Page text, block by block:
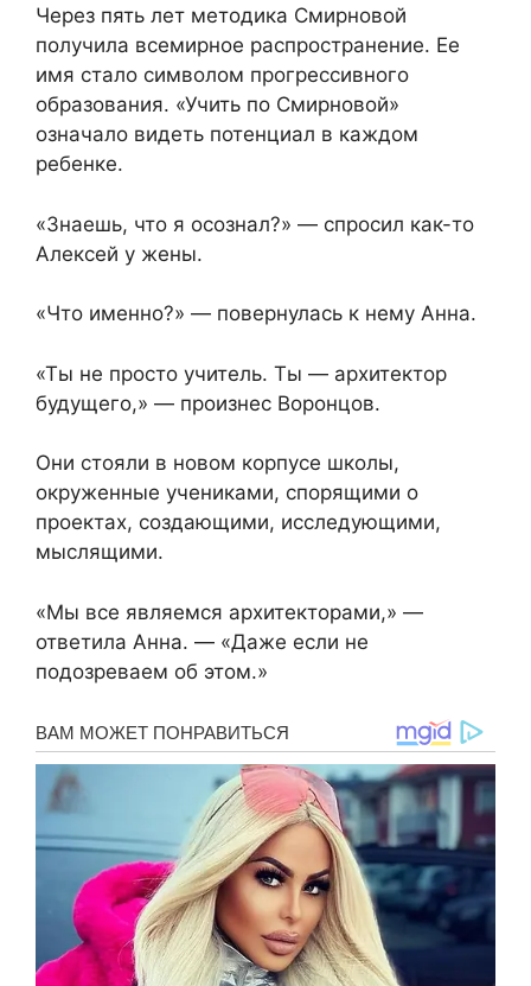
Через пять лет методика Смирновой
получила всемирное распространение. Ее
имя стало символом прогрессивного
образования. «Учить по Смирновой»
означало видеть потенциал в каждом
ребенке.
«Знаешь, что я осознал?» — спросил как-то
Алексей у жены.
«Что именно?» — повернулась к нему Анна.
«Ты не просто учитель. Ты — архитектор
будущего,» — произнес Воронцов.
Они стояли в новом корпусе школы,
окруженные учениками, спорящими о
проектах, создающими, исследующими,
мыслящими.
«Мы все являемся архитекторами,» —
ответила Анна. — «Даже если не
подозреваем об этом.»